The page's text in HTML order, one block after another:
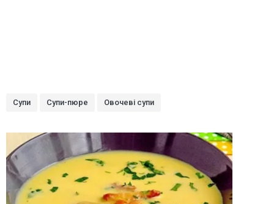
Супи Супи-пюре Овочеві супи